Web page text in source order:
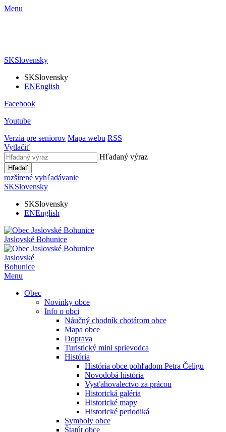
Menu
SKSlovensky
SKSlovensky
ENEnglish
Facebook
Youtube
Verzia pre seniorov Mapa webu RSS
Vytlačiť
Hľadaný výraz
Hľadať
rozšírené vyhľadávanie
SKSlovensky
SKSlovensky
ENEnglish
Jaslovské Bohunice
Jaslovské
Bohunice
Menu
Obec
Novinky obce
Info o obci
Náučný chodník chotárom obce
Mapa obce
Doprava
Turistický mini sprievodca
História
História obce pohľadom Petra Čeligu
Novodobá história
Vysťahovalectvo za prácou
Historická galéria
Historické mapy
Historické periodiká
Symboly obce
Štatút obce